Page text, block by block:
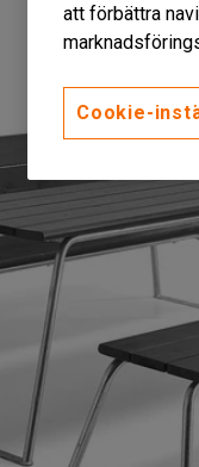
att förbättra
Cookie-